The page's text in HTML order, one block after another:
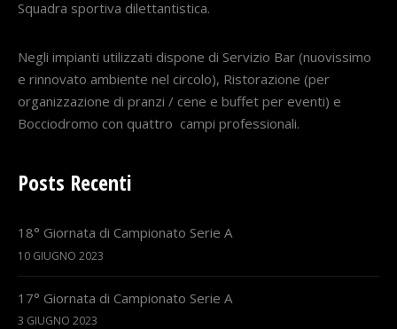
Squadra sportiva dilettantistica.
Negli impianti utilizzati dispone di Servizio Bar (nuovissimo
e rinnovato ambiente nel circolo), Ristorazione (per
organizzazione di pranzi / cene e buffet per eventi) e
Bocciodromo con quattro campi professionali.
Posts Recenti
18° Giornata di Campionato Serie A
10 GIUGNO 2023
17° Giornata di Campionato Serie A
3 GIUGNO 2023